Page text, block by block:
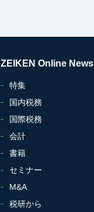
ZEIKEN Online News
特集
国内税務
国際税務
会計
書籍
セミナー
M&A
税研から